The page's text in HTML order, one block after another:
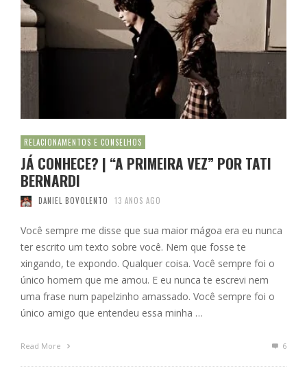
RELACIONAMENTOS E CONSELHOS
JÁ CONHECE? | “A PRIMEIRA VEZ” POR TATI
BERNARDI
DANIEL BOVOLENTO 13 ANOS AGO
Você sempre me disse que sua maior mágoa era eu nunca
ter escrito um texto sobre você. Nem que fosse te
xingando, te expondo. Qualquer coisa. Você sempre foi o
único homem que me amou. E eu nunca te escrevi nem
uma frase num papelzinho amassado. Você sempre foi o
único amigo que entendeu essa minha …
Read More 6